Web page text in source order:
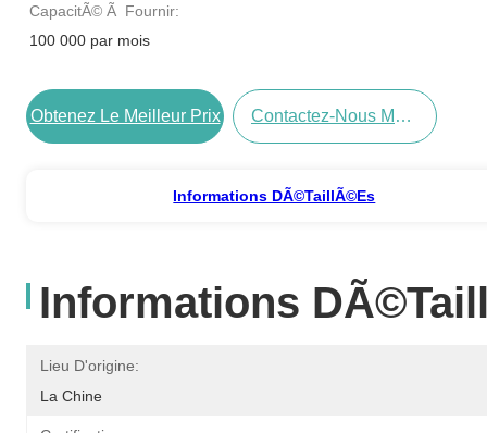
CapacitÃ© Ã Fournir:
100 000 par mois
Obtenez Le Meilleur Prix Contactez-Nous Maintenant
Informations DÃ©taillÃ©es
Informations
Lieu D'origine:
La Chine